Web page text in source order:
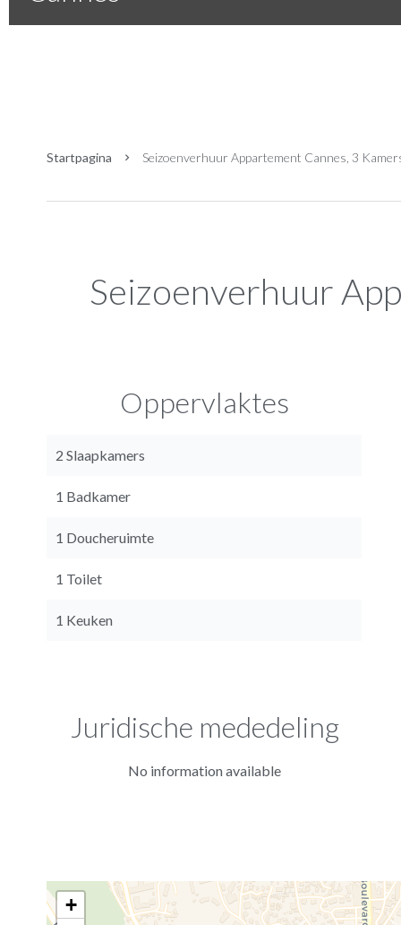
Startpagina Seizoenverhuur Appartement Cannes, 3
Seizoenverhuur
Oppervlaktes
2 Slaapkamers
1 Badkamer
1 Doucheruimte
1 Toilet
1 Keuken
Juridische mededeling
No information available
+